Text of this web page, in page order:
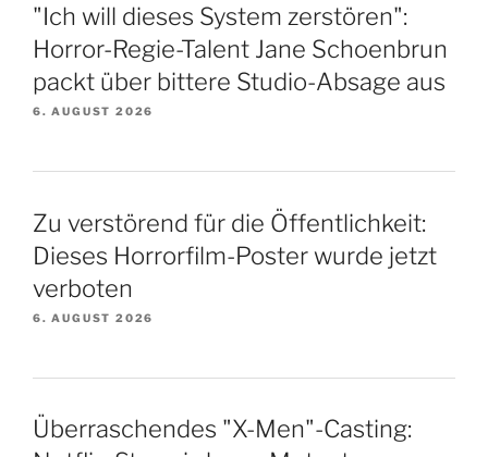
"Ich will dieses System zerstören":
Horror-Regie-Talent Jane Schoenbrun
packt über bittere Studio-Absage aus
6. AUGUST 2026
Zu verstörend für die Öffentlichkeit:
Dieses Horrorfilm-Poster wurde jetzt
verboten
6. AUGUST 2026
Überraschendes "X-Men"-Casting: